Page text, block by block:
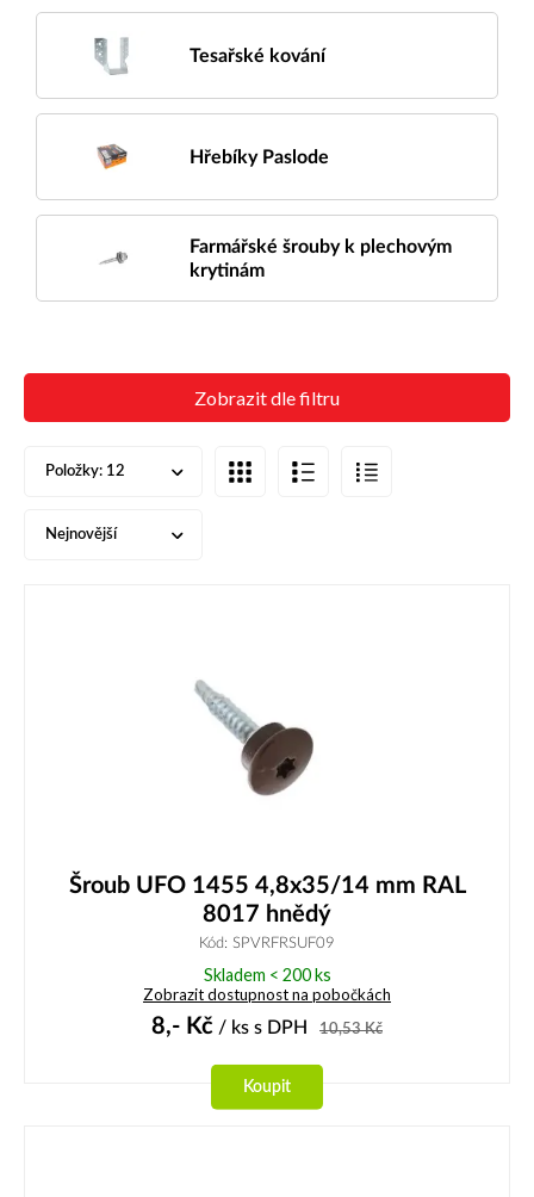
Tesařské kování
Hřebíky Paslode
Farmářské šrouby k plechovým
krytinám
Zobrazit dle filtru
Položky: 12
Nejnovější
Šroub UFO 1455 4,8x35/14 mm RAL
8017 hnědý
Kód: SPVRFRSUF09
Skladem < 200 ks
Zobrazit dostupnost na pobočkách
8,- Kč / ks s DPH 10,53Kč
Koupit